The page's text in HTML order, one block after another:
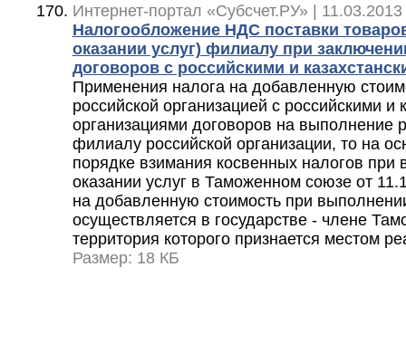
Интернет-портал «Субсчет.РУ» |
Налогообложение НДС поставки
оказании услуг) филиалу при
договоров с российскими и
Применения налога на добавленную
российской организацией с российскими и
организациями договоров на выполнение
филиалу российской организации, то на
порядке взимания косвенных налогов при
оказании услуг в Таможенном союзе от
на добавленную стоимость при
осуществляется в государстве - члене
территория которого признается местом
Размер: 18 КБ